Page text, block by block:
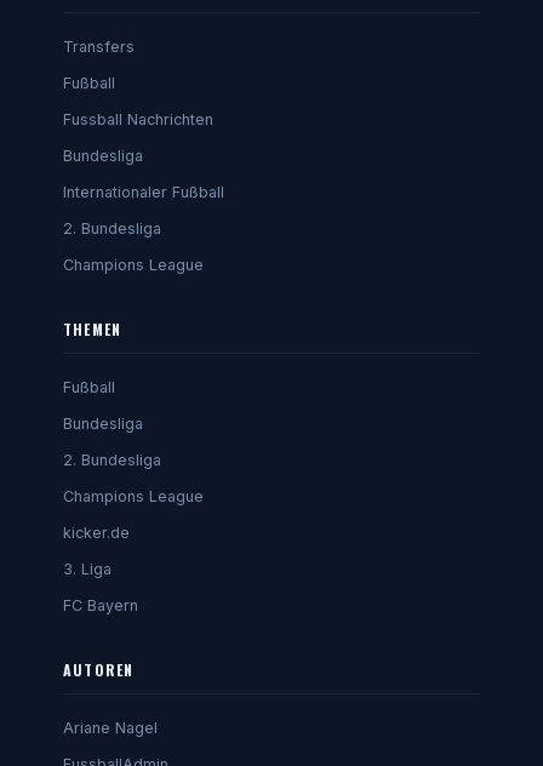
Transfers
Fußball
Fussball Nachrichten
Bundesliga
Internationaler Fußball
2. Bundesliga
Champions League
THEMEN
Fußball
Bundesliga
2. Bundesliga
Champions League
kicker.de
3. Liga
FC Bayern
AUTOREN
Ariane Nagel